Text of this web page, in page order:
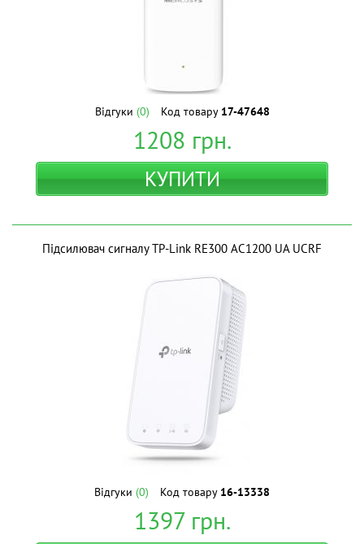
Відгуки (0) Код товару 17-47648
1208 грн.
КУПИТИ
Підсилювач сигналу TP-Link RE300 AC1200 UA UCRF
Відгуки (0) Код товару 16-13338
1397грн.